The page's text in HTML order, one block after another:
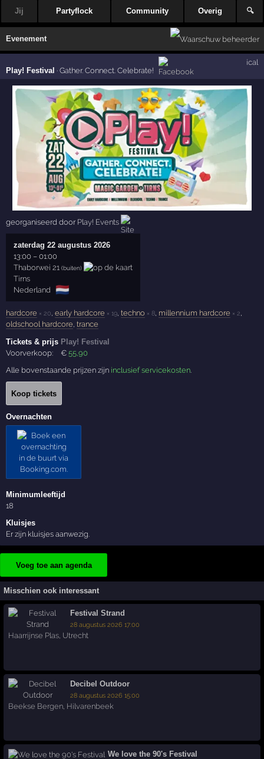
Jij Partyflock Community Overig 🔍
Evenement
Play! Festival ·Gather. Connect. Celebrate!
ical
georganiseerd door Play! Events
zaterdag 22 augustus 2026
13:00 –01:00
Thaborwei 21 (buiten)
Tirns
Nederland 🇳🇱
hardcore × 20,early hardcore × 19,techno × 8, millennium hardcore × 2,
oldschool hardcore,trance
Tickets & prijs Play! Festival
Voorverkoop:
€55 ,90
Alle bovenstaande prijzen zijn inclusief servicekosten
Koop tickets
Overnachten
Minimumleeftijd
18
Kluisjes
Er zijn kluisjes aanwezig.
Voeg toe aan agenda
Misschien ook interessant
Festival Strand
28 augustus 2026 17:00
Haarrijnse Plas, Utrecht
Decibel Outdoor
28 augustus 2026 15:00
Beekse Bergen Hilvarenbeek
We love the 90's Festival